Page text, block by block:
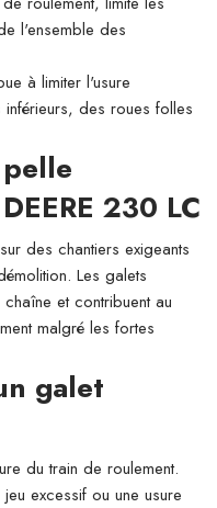
l'ensemble des
à limiter l'usure
des roues folles
230 LC
des chantiers exigeants
Les galets
et contribuent au
malgré les fortes
galet
du train de roulement.
excessif ou une usure